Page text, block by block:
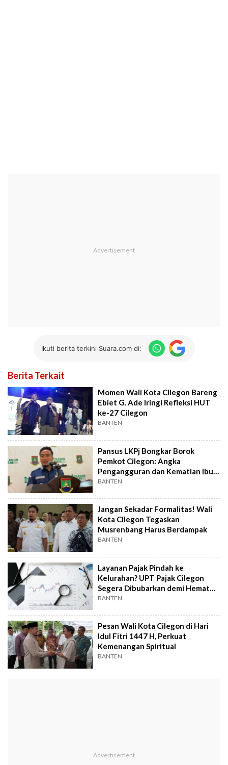
Ikuti berita terkini Suara.com di:
Berita Terkait
Momen Wali Kota Cilegon Bareng
Ebiet G. Ade Iringi Refleksi HUT
ke-27 Cilegon
BANTEN
Pansus LKPj Bongkar Borok
Pemkot Cilegon: Angka
Pengangguran dan Kematian Ibu
Melonjak
BANTEN
Jangan Sekadar Formalitas! Wali
Kota Cilegon Tegaskan
Musrenbang Harus Berdampak
BANTEN
Layanan Pajak Pindah ke
Kelurahan? UPT Pajak Cilegon
Segera Dibubarkan demi Hemat
Biaya
BANTEN
Pesan Wali Kota Cilegon di Hari
Idul Fitri 1447 H, Perkuat
Kemenangan Spiritual
BANTEN